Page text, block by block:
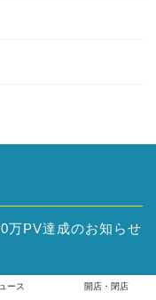
万PV達成のお知らせ
ース 開店・閉店